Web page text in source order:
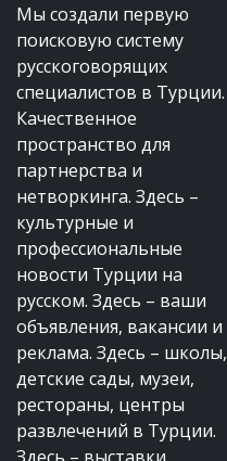
Мы создали первую
поисковую систему
русскоговорящих
специалистов в Турции.
Качественное
пространство для
партнерства и
нетворкинга. Здесь –
культурные и
профессиональные
новости Турции на
русском. Здесь – ваши
объявления, вакансии и
реклама. Здесь – школы,
детские сады, музеи,
рестораны, центры
развлечений в Турции.